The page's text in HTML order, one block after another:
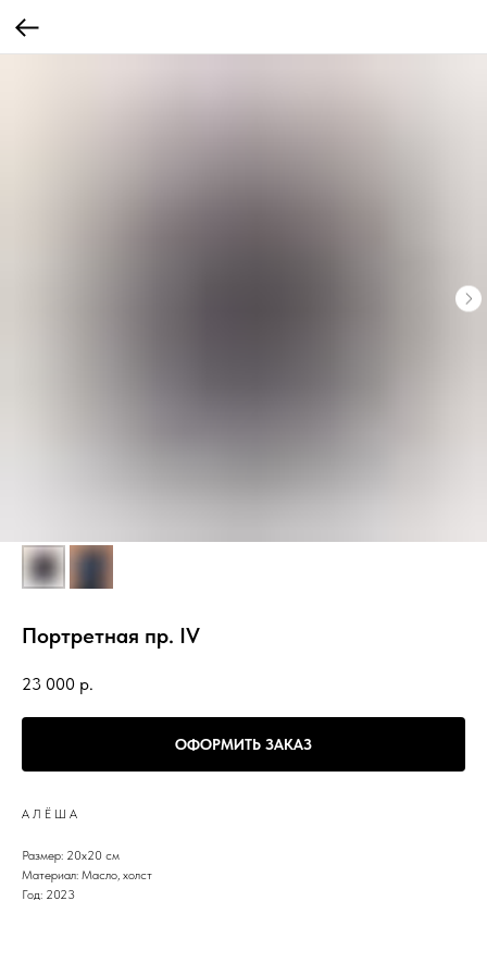
Портретная пр. IV
23 000 р.
ОФОРМИТЬ ЗАКАЗ
А Л Ё Ш А
Размер: 20х20 см
Материал: Масло, холст
Год: 2023